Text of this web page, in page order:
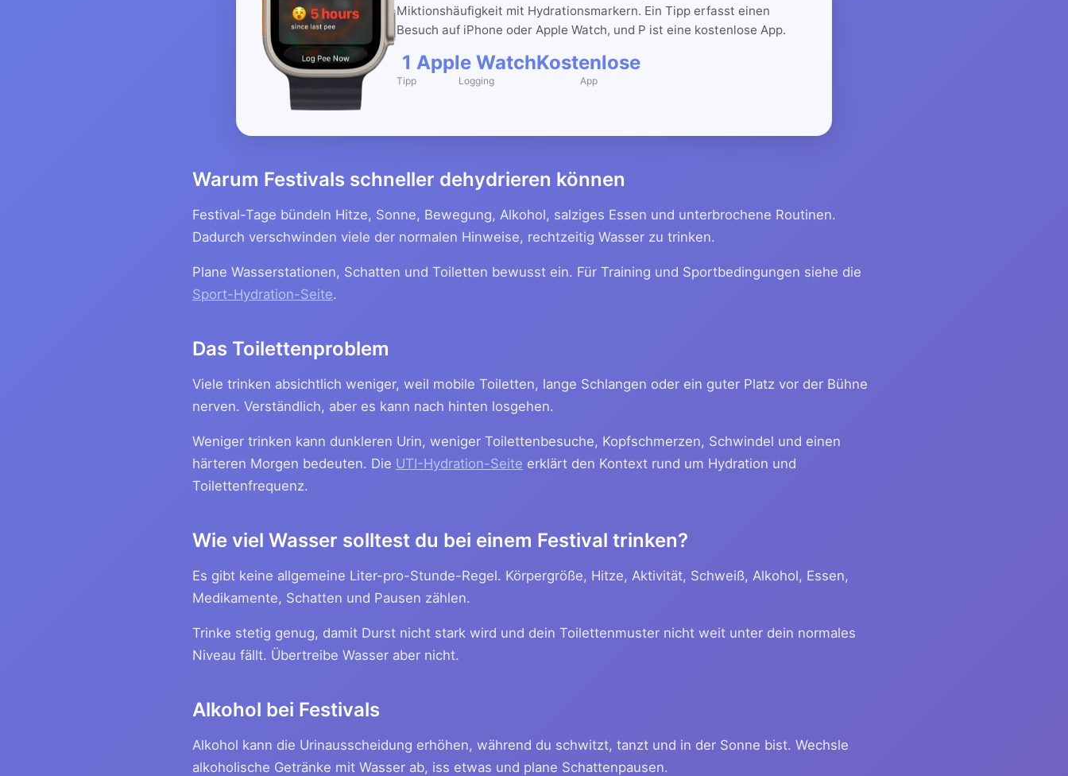
Miktionshäufigkeit mit Hydrationsmarkern. Ein Tipp erfasst einen
Besuch auf iPhone oder Apple Watch, und P ist eine kostenlose App.
1
Tipp
Apple Watch
Logging
Kostenlose
App
Warum Festivals schneller dehydrieren können
Festival-Tage bündeln Hitze, Sonne, Bewegung, Alkohol, salziges Essen und unterbrochene Routinen.
Dadurch verschwinden viele der normalen Hinweise, rechtzeitig Wasser zu trinken.
Plane Wasserstationen, Schatten und Toiletten bewusst ein. Für Training und Sportbedingungen siehe die
Sport-Hydration-Seite.
Das Toilettenproblem
Viele trinken absichtlich weniger, weil mobile Toiletten, lange Schlangen oder ein guter Platz vor der Bühne
nerven. Verständlich, aber es kann nach hinten losgehen.
Weniger trinken kann dunkleren Urin, weniger Toilettenbesuche, Kopfschmerzen, Schwindel und einen
härteren Morgen bedeuten. Die UTI-Hydration-Seite erklärt den Kontext rund um Hydration und
Toilettenfrequenz.
Wie viel Wasser solltest du bei einem Festival trinken?
Es gibt keine allgemeine Liter-pro-Stunde-Regel. Körpergröße, Hitze, Aktivität, Schweiß, Alkohol, Essen,
Medikamente, Schatten und Pausen zählen.
Trinke stetig genug, damit Durst nicht stark wird und dein Toilettenmuster nicht weit unter dein normales
Niveau fällt. Übertreibe Wasser aber nicht.
Alkohol bei Festivals
Alkohol kann die Urinausscheidung erhöhen, während du schwitzt, tanzt und in der Sonne bist. Wechsle
alkoholische Getränke mit Wasser ab, iss etwas und plane Schattenpausen.